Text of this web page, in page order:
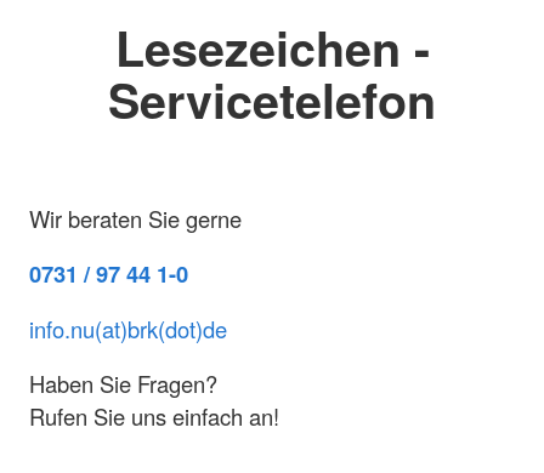
Lesezeichen -
Servicetelefon
Wir beraten Sie gerne
0731 / 97 44 1-0
info.nu(at)brk(dot)de
Haben Sie Fragen?
Rufen Sie uns einfach an!